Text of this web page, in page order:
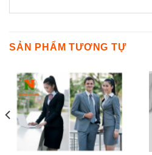
SẢN PHẨM TƯƠNG TỰ